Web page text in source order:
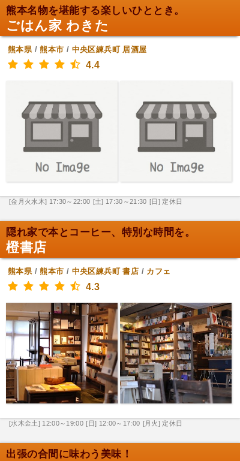
熊本名物を堪能する楽しいひととき。
ごはん家 わきた
熊本県/熊本市 / 中央区練兵町 居酒屋
4.4
[金月火水木] 17:30～22:00 [土] 17:30～21:30 [日] 定休日
隠れ家で本とコーヒー、特別な時間を。
橙書店
熊本県/熊本市 / 中央区練兵町 書店 / カフェ
4.3
[水木金土] 12:00～19:00 [日] 12:00～17:00 [月火] 定休日
出張の合間に味わう美味！